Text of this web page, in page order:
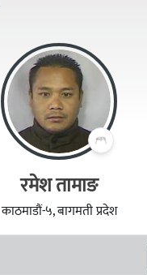
रमेश तामाङ
काठमाडौं-५, बागमती प्रदेश